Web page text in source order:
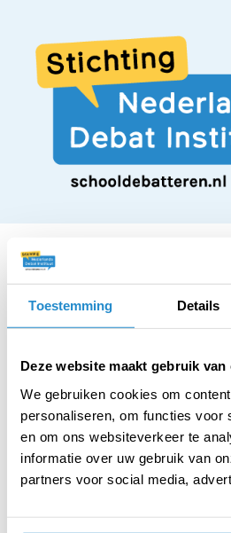
Toestemming Details
Deze website maakt gebruik van
We gebruiken cookies om
personaliseren, om functies voor
en om ons websiteverkeer te
informatie over uw gebruik van
partners voor social media,
voor de
worden